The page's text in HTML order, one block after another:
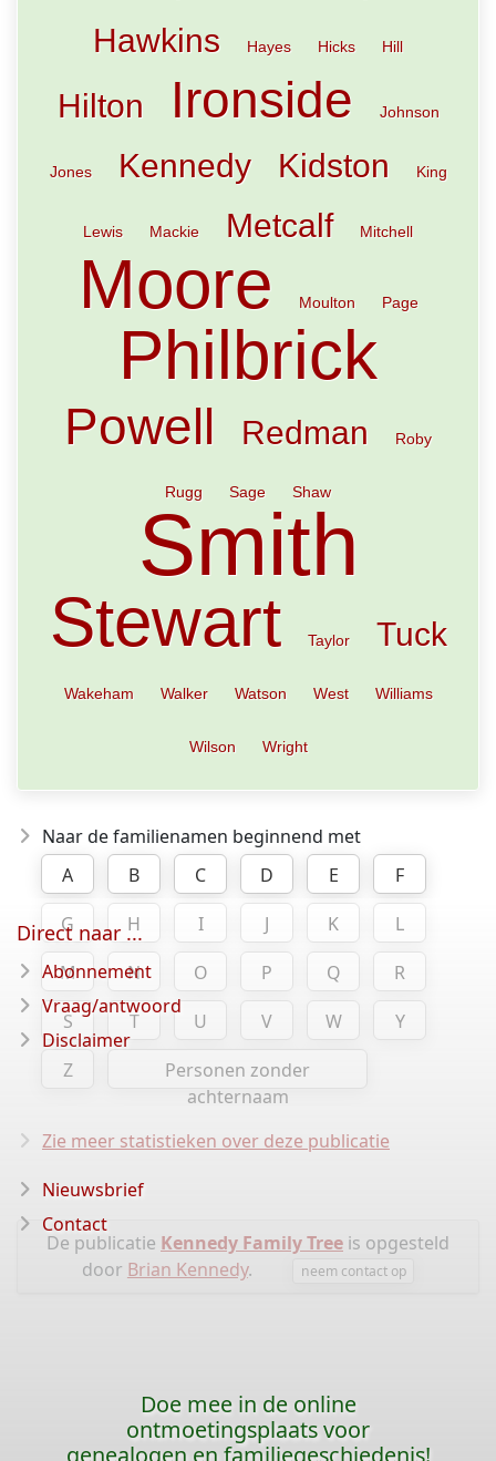
Hawkins
Hayes Hicks Hill
Hilton Ironside Johnson
Jones Kennedy Kidston King
Lewis Mackie Metcalf Mitchell
Moore Moulton Page
Philbrick
Powell Redman Roby
Rugg Sage Shaw
Smith
Stewart Taylor Tuck
Wakeham Walker Watson West Williams
Wilson Wright
Naar de familienamen beginnend met
A
B C D E
F
G
H I J K
L
M
N O P Q
R
S
T U V W
Y
Z
Personen zonder
achternaam
Zie meer statistieken over deze publicatie
De publicatie Kennedy Family Tree is opgesteld
door Brian Kennedy. neem contact op
Direct naar ...
Abonnement
Vraag/antwoord
Disclaimer
Nieuwsbrief
Contact
Doe mee in de online
ontmoetingsplaats voor
genealogen en familiegeschiedenis!